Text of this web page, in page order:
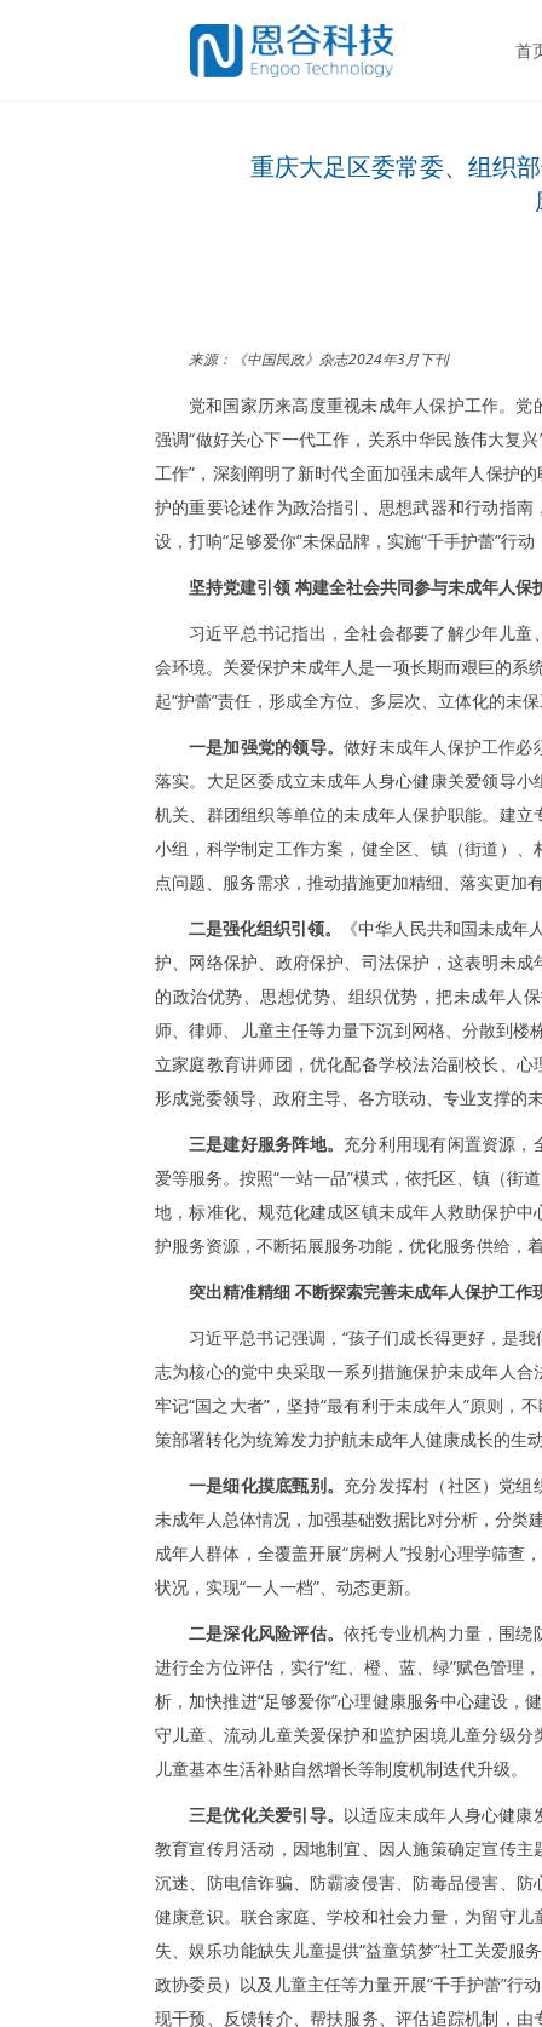
首
重庆大足区委常委、组织
来源：《中国民政》杂志2024年3月下刊
党和国家历来高度重视未成年人保护工作。
强调“做好关心下一代工作，关系中华民族伟大复
工作”，深刻阐明了新时代全面加强未成年人保护
护的重要论述作为政治指引、思想武器和行动指
设，打响“足够爱你”未保品牌，实施“千手护蕾”行
坚持党建引领 构建全社会共同参与未成年人保
习近平总书记指出，全社会都要了解少年儿
会环境。关爱保护未成年人是一项长期而艰巨的系
起“护蕾”责任，形成全方位、多层次、立体化的未
一是加强党的领导。做好未成年人保护工作必
落实。大足区委成立未成年人身心健康关爱领导
机关、群团组织等单位的未成年人保护职能。建
小组，科学制定工作方案，健全区、镇（街道）
点问题、服务需求，推动措施更加精细、落实更加
二是强化组织引领。
《中华人民共和国未成
护、网络保护、政府保护、司法保护，这表明未
的政治优势、思想优势、组织优势，把未成年人
师、律师、儿童主任等力量下沉到网格、分散到楼
立家庭教育讲师团，优化配备学校法治副校长、
形成党委领导、政府主导、各方联动、专业支撑的
三是建好服务阵地。 充分利用现有闲置资源
爱等服务。按照“一站一品”模式，依托区、镇（街
地，标准化、规范化建成区镇未成年人救助保护
护服务资源，不断拓展服务功能，优化服务供给，
突出精准精细 不断探索完善未成年人保护工作
习近平总书记强调，“孩子们成长得更好，是
志为核心的党中央采取一系列措施保护未成年人
牢记“国之大者”，坚持“最有利于未成年人”原则，
策部署转化为统筹发力护航未成年人健康成长的生
一是细化摸底甄别。 充分发挥村（社区）党
未成年人总体情况，加强基础数据比对分析，分类
成年人群体，全覆盖开展“房树人”投射心理学筛查
状况，实现“一人一档”、动态更新。
二是深化风险评估。依托专业机构力量，围绕
进行全方位评估，实行“红、橙、蓝、绿”赋色管理
析，加快推进“足够爱你”心理健康服务中心建设，
守儿童、流动儿童关爱保护和监护困境儿童分级
儿童基本生活补贴自然增长等制度机制迭代升级。
三是优化关爱引导。 以适应未成年人身心健
教育宣传月活动，因地制宜、因人施策确定宣传
沉迷、防电信诈骗、防霸凌侵害、防毒品侵害、
健康意识。联合家庭、学校和社会力量，为留守
失、娱乐功能缺失儿童提供“益童筑梦”社工关爱服
政协委员）以及儿童主任等力量开展“千手护蕾”行
现干预、反馈转介、帮扶服务、评估追踪机制，